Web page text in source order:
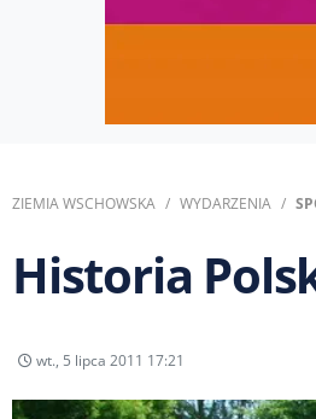
ZIEMIA WSCHOWSKA WYDARZENIA
Historia
wt., 5 lipca 2011 17:21